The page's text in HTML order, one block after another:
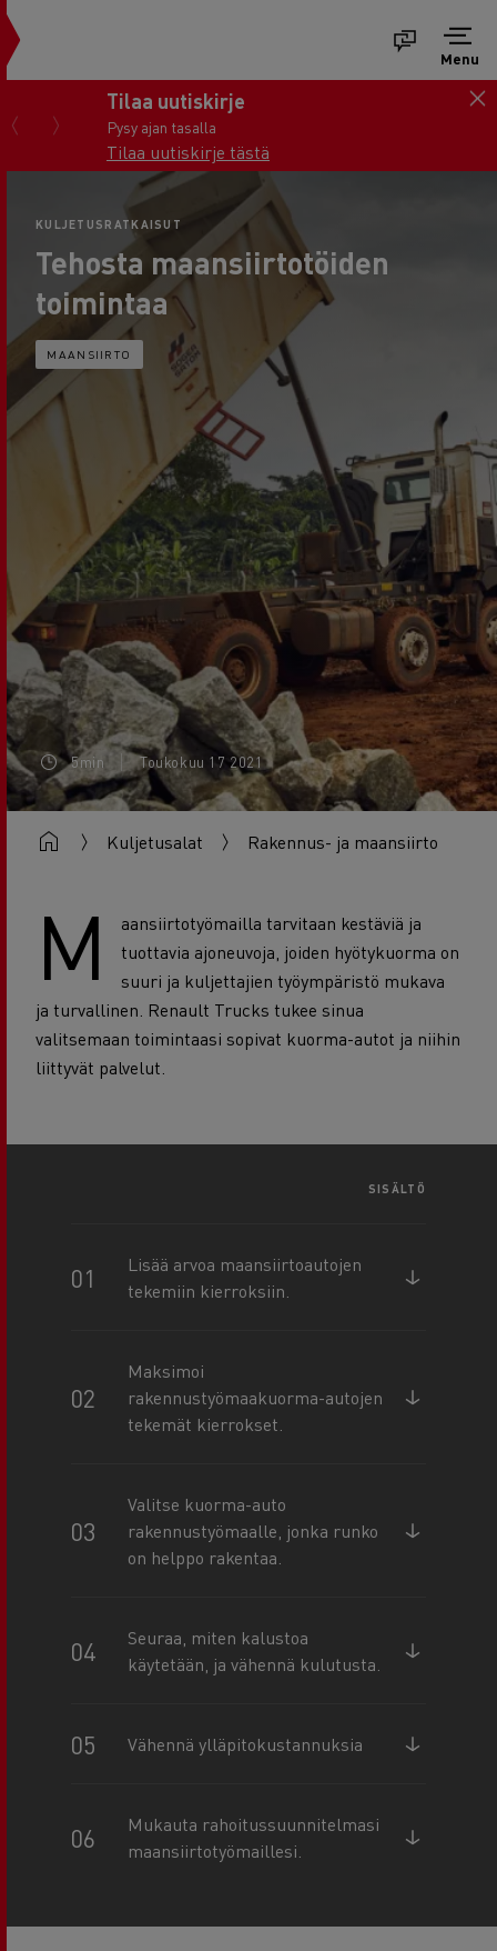
Menu
Tilaa uutiskirje
Pysy ajan tasalla
Tilaa uutiskirje tästä
KULJETUSRATKAISUT
Tehosta maansiirtotöiden
toimintaa
MAANSIIRTO
5min Toukokuu 17 2021
Kuljetusalat Rakennus- ja maansiirto
M
aansiirtotyömailla tarvitaan kestäviä ja
tuottavia ajoneuvoja, joiden hyötykuorma on
suuri ja kuljettajien työympäristö mukava
ja turvallinen. Renault Trucks tukee sinua
valitsemaan toimintaasi sopivat kuorma-autot ja niihin
liittyvät palvelut.
SISÄLTÖ
Lisää arvoa maansiirtoautojen
tekemiin kierroksiin.
Maksimoi
rakennustyömaakuorma-autojen
tekemät kierrokset.
Valitse kuorma-auto
rakennustyömaalle, jonka runko
on helppo rakentaa.
Seuraa, miten kalustoa
käytetään, ja vähennä kulutusta.
Vähennä ylläpitokustannuksia
Mukauta rahoitussuunnitelmasi
maansiirtotyömaillesi.